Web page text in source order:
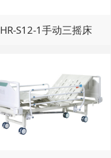
HR-S12-1手动三摇床